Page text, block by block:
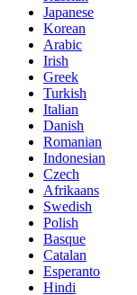
Japanese
Korean
Arabic
Irish
Greek
Turkish
Italian
Danish
Romanian
Indonesian
Czech
Afrikaans
Swedish
Polish
Basque
Catalan
Esperanto
Hindi